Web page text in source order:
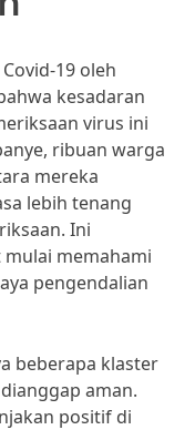
19 oleh
kesadaran
virus ini
ribuan warga
mereka
lebih tenang
Ini
memahami
pengendalian
beberapa klaster
aman.
positif di